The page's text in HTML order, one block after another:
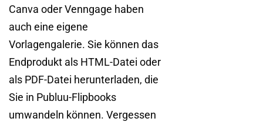
Canva oder Venngage haben
auch eine eigene
Vorlagengalerie. Sie können das
Endprodukt als HTML-Datei oder
als PDF-Datei herunterladen, die
Sie in Publuu-Flipbooks
umwandeln können. Vergessen